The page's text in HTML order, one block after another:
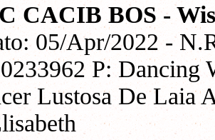
CACIB BOS -
05/Apr/2022 -
P:
Lustosa De Laia